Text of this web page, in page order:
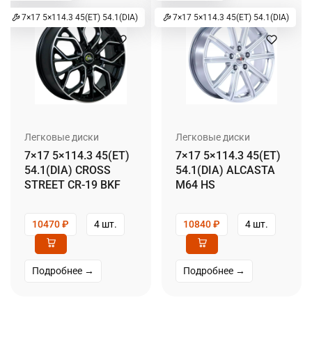
7×17 5×114.3 45(ET) 54.1(DIA)
Легковые диски
7×17 5×114.3 45(ET)
54.1(DIA) CROSS
STREET CR-19 BKF
10470₽ 4 шт.
Подробнее →
7×17 5×114.3 45(ET) 54.1(DIA)
Легковые диски
7×17 5×114.3 45(ET)
54.1(DIA) ALCASTA
M64 HS
10840₽ 4 шт.
Подробнее →